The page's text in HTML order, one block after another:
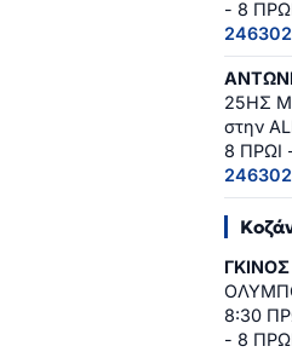
- 8
25ΗΣ
στην
8 ΠΡΩΙ
8:30
- 8